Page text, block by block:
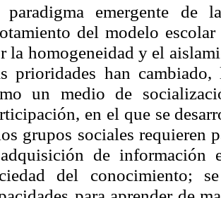
emergente de
del modelo
la homogeneidad y el
prioridades han
un medio de
en el que se
grupos sociales requieren
de información
del conocimiento;